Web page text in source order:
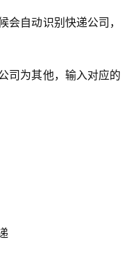
会自动识别快递公司，
司为其他，输入对应的